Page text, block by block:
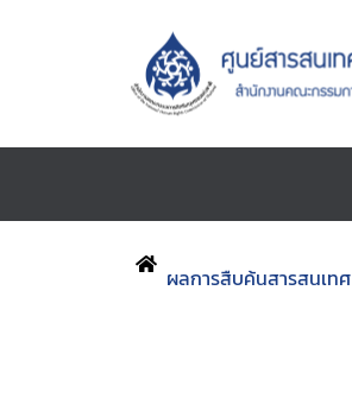
ผลการสืบค้นสารสนเทศ